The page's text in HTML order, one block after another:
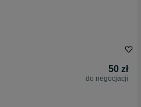
50 zł
do negocjacji